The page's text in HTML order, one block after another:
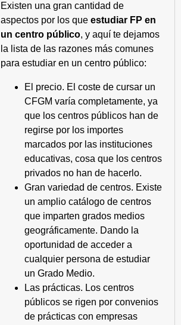
Existen una gran cantidad de
aspectos por los que estudiar FP en
un centro público, y aquí te dejamos
la lista de las razones más comunes
para estudiar en un centro público:
El precio. El coste de cursar un
CFGM varía completamente, ya
que los centros públicos han de
regirse por los importes
marcados por las instituciones
educativas, cosa que los centros
privados no han de hacerlo.
Gran variedad de centros. Existe
un amplio catálogo de centros
que imparten grados medios
geográficamente. Dando la
oportunidad de acceder a
cualquier persona de estudiar
un Grado Medio.
Las prácticas. Los centros
públicos se rigen por convenios
de prácticas con empresas